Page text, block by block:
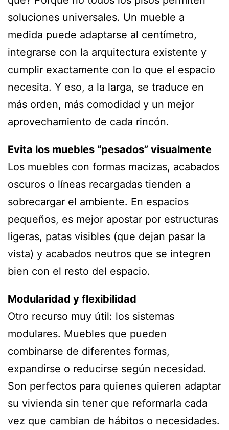
soluciones universales. Un mueble a
medida puede adaptarse al centímetro,
integrarse con la arquitectura existente y
cumplir exactamente con lo que el espacio
necesita. Y eso, a la larga, se traduce en
más orden, más comodidad y un mejor
aprovechamiento de cada rincón.
Evita los muebles “pesados” visualmente
Los muebles con formas macizas, acabados
oscuros o líneas recargadas tienden a
sobrecargar el ambiente. En espacios
pequeños, es mejor apostar por estructuras
ligeras, patas visibles (que dejan pasar la
vista) y acabados neutros que se integren
bien con el resto del espacio.
Modularidad y flexibilidad
Otro recurso muy útil: los sistemas
modulares. Muebles que pueden
combinarse de diferentes formas,
expandirse o reducirse según necesidad.
Son perfectos para quienes quieren adaptar
su vivienda sin tener que reformarla cada
vez que cambian de hábitos o necesidades.